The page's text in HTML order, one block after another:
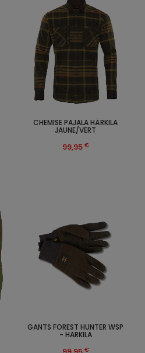
CHEMISE PAJALA HÄRKILA
JAUNE/VERT
99,95 €
GANTS FOREST HUNTER WSP
- HARKILA
€